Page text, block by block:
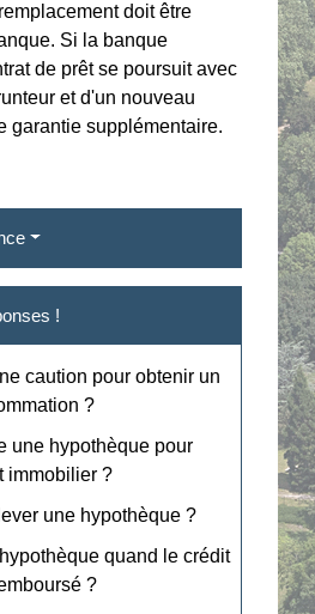
doit être
Si la banque
de prêt se poursuit avec
et d'un nouveau
garantie supplémentaire.
!
caution pour obtenir un
?
une hypothèque pour
immobilier ?
une hypothèque ?
quand le crédit
?